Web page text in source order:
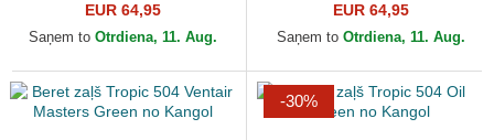
EUR 64,95
Saņem to Otrdiena, 11. Aug.
EUR 64,95
Saņem to Otrdiena, 11. Aug.
-30%